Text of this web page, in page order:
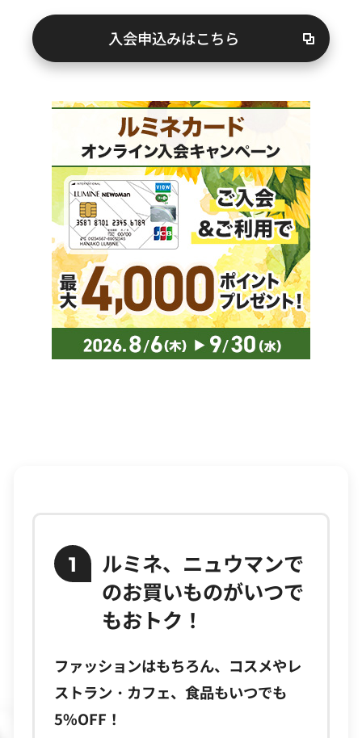
紛失・盗難でお困りの方
入会申込みはこちら
1
ルミネ、ニュウマンで
のお買いものがいつで
もおトク！
ファッションはもちろん、コスメやレ
ストラン・カフェ、食品もいつでも
5%OFF！